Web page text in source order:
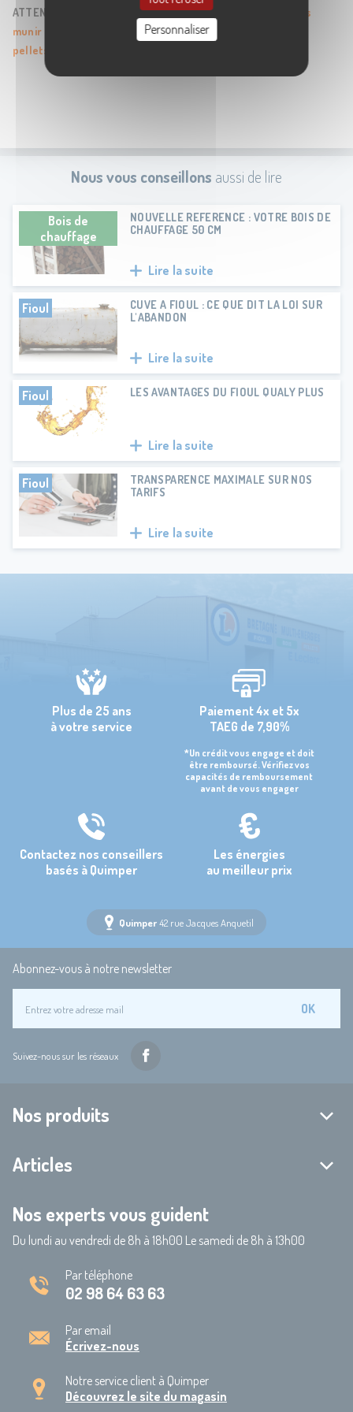
ATTENTION : Si vous optez pour du pellet en vrac,
pensez à vous
munir de sacs ou de seaux pour récupérer et stocker vos
pellets
Nous vous conseillons aussi de lire
Bois de
chauffage
NOUVELLE REFERENCE : VOTRE BOIS DE
CHAUFFAGE 50 CM
Lire la suite
Fioul
CUVE A FIOUL : CE QUE DIT LA LOI SUR
L'ABANDON
Lire la suite
Fioul LES AVANTAGES DU FIOUL QUALY PLUS
Lire la suite
Fioul
TRANSPARENCE MAXIMALE SUR NOS
TARIFS
Lire la suite
Plus de 25 ans
à votre service
Paiement 4x et 5x
TAEG de 7,90%
*Un crédit vous engage et doit
être remboursé. Vérifiez vos
capacités de remboursement
avant de vous engager
Contactez nos conseillers
basés à Quimper
Les énergies
au meilleur prix
Quimper42 rue Jacques Anquetil
Abonnez-vous à notre newsletter
OK
Suivez-nous sur les réseaux
Nos produits
Articles
Nos experts vous guident
Du lundi au vendredi de 8h à 18h00 Le samedi de 8h à 13h00
Par téléphone
02 98 64 63 63
Par email
Écrivez-nous
Notre service client à Quimper
Découvrez le site du magasin
Personnaliser